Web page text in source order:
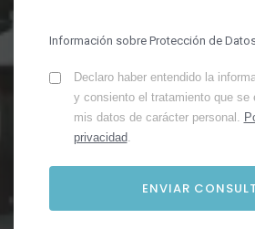
Información sobre Protección de
Declaro haber entendido la
y consiento el tratamiento que se
mis datos de carácter personal.
privacidad.